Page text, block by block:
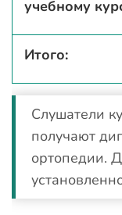
учебному
Итого:
Слушатели
получают
ортопедии.